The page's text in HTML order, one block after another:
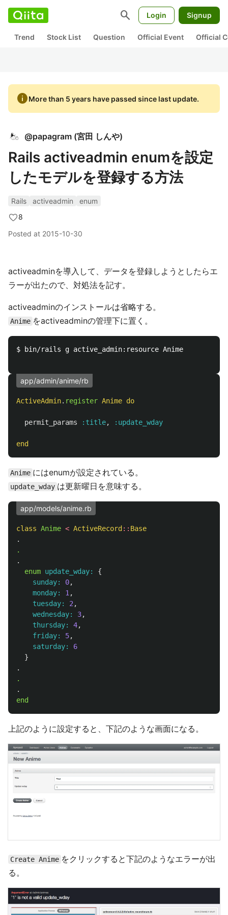
search Login Signup
Trend Stock List Question Official Event Official
infoMore than 5 years have passed since last update.
@papagram (宮田 しんや)
Rails activeadmin enumを設定
したモデルを登録する方法
Rails activeadmin
enum
8
Posted at 2015-10-30
activeadminを導入して、データを登録しようとしたらエ
ラーが出たので、対処法を記す。
activeadminのインストールは省略する。
Anime をactiveadminの管理下に置く。
$ bin/rails g active_admin:resource Anime
app/admin/anime/rb
ActiveAdmin. register Anime do
permit_params :title, :update_wday
end
Anime にはenumが設定されている。
update_wday は更新曜日を意味する。
app/models/anime.rb
class Anime < ActiveRecord :: Base
.
.
.
enum update_wday: {
sunday: 0,
monday: 1 ,
tuesday: 2 ,
wednesday: 3,
thursday: 4,
friday: 5,
saturday: 6
}
.
.
.
end
上記のように設定すると、下記のような画面になる。
Create Anime をクリックすると下記のようなエラーが出
る。